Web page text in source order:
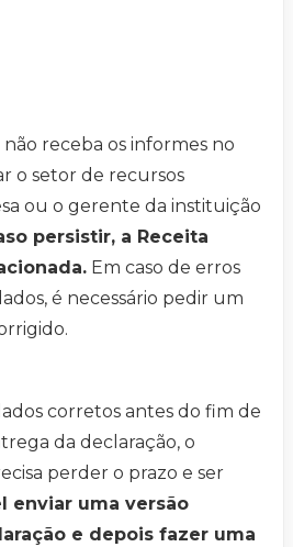
receba os informes no
o setor de recursos
ou o gerente da instituição
persistir, a Receita
Em caso de erros
é necessário pedir um
corretos antes do fim de
da declaração, o
perder o prazo e ser
enviar uma versão
e depois fazer uma